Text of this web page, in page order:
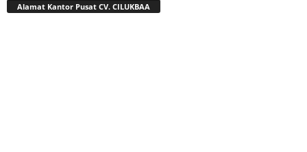
Alamat Kantor Pusat CV. CILUKBAA